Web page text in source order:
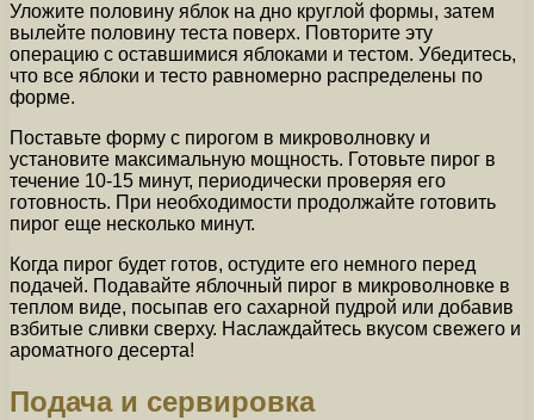
Уложите половину яблок на дно круглой формы, затем
вылейте половину теста поверх. Повторите эту
операцию с оставшимися яблоками и тестом. Убедитесь,
что все яблоки и тесто равномерно распределены по
форме.
Поставьте форму с пирогом в микроволновку и
установите максимальную мощность. Готовьте пирог в
течение 10-15 минут, периодически проверяя его
готовность. При необходимости продолжайте готовить
пирог еще несколько минут.
Когда пирог будет готов, остудите его немного перед
подачей. Подавайте яблочный пирог в микроволновке в
теплом виде, посыпав его сахарной пудрой или добавив
взбитые сливки сверху. Наслаждайтесь вкусом свежего и
ароматного десерта!
Подача и сервировка